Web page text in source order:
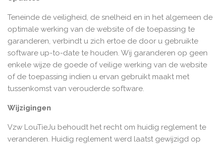
Teneinde de veiligheid, de snelheid en in het algemeen de
optimale werking van de website of de toepassing te
garanderen, verbindt u zich ertoe de door u gebruikte
software up-to-date te houden. Wij garanderen op geen
enkele wijze de goede of veilige werking van de website
of de toepassing indien u ervan gebruikt maakt met
tussenkomst van verouderde software.
Wijzigingen
Vzw LouTieJu behoudt het recht om huidig reglement te
veranderen. Huidig reglement werd laatst gewijzigd op